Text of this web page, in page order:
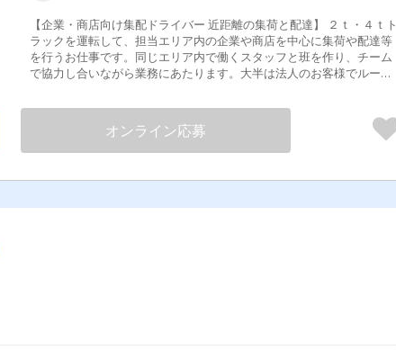
【企業・商店向け集配ドライバー 近距離の集荷と配達】 ２ｔ・４ｔト
ラックを運転して、担当エリア内の企業や商店を中心に集荷や配達等
を行うお仕事です。同じエリア内で働くスタッフと班を作り、チーム
で協力し合いながら業務にあたります。大半は法人のお客様でルート
日は、完全公休日です。 試用期間あり ６ヶ月
オンライン応募